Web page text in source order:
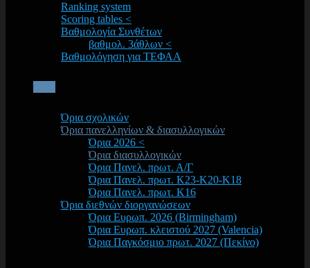
Ranking system
Scoring tables <
Βαθμολογία Συνθέτων
βαθμολ. 3άθλων <
Βαθμολόγηση για ΤΕΦΑΑ
Όρια σχολικών
Όρια πανελληνίων & διασυλλογικών
Όρια 2026 <
Όρια διασυλλογικών
Όρια Πανελ. πρωτ. Α/Γ
Όρια Πανελ. πρωτ. Κ23-Κ20-Κ18
Όρια Πανελ. πρωτ. Κ16
Όρια διεθνών διοργανώσεων
Όρια Ευρωπ. 2026 (Birmingham)
Όρια Ευρωπ. κλειστού 2027 (Valencia)
Όρια Παγκόσμιο πρωτ. 2027 (Πεκίνο)